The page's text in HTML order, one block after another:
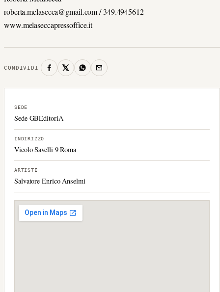
roberta.melasecca@gmail.com / 349.4945612
www.melaseccapressoffice.it
CONDIVIDI
SEDE
Sede GBEditoriA
INDIRIZZO
Vicolo Savelli 9 Roma
ARTISTI
Salvatore Enrico Anselmi